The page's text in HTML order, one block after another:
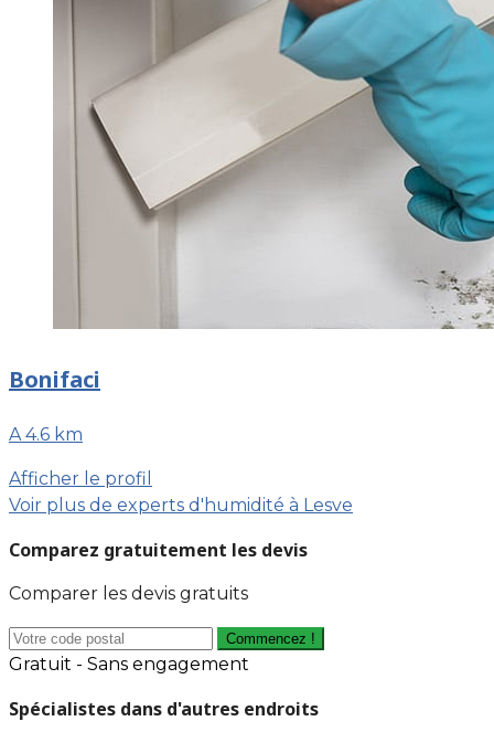
Bonifaci
A 4.6 km
Afficher le profil
Voir plus de experts d'humidité à Lesve
Comparez gratuitement les devis
Comparer les devis gratuits
Commencez !
Gratuit - Sans engagement
Spécialistes dans d'autres endroits